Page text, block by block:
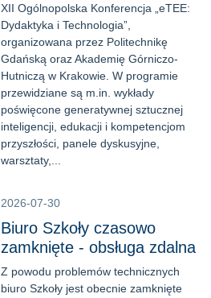
XII Ogólnopolska Konferencja „eTEE:
Dydaktyka i Technologia”,
organizowana przez Politechnikę
Gdańską oraz Akademię Górniczo-
Hutniczą w Krakowie. W programie
przewidziane są m.in. wykłady
poświęcone generatywnej sztucznej
inteligencji, edukacji i kompetencjom
przyszłości, panele dyskusyjne,
warsztaty,...
2026-07-30
Biuro Szkoły czasowo
zamknięte - obsługa zdalna
Z powodu problemów technicznych
biuro Szkoły jest obecnie zamknięte